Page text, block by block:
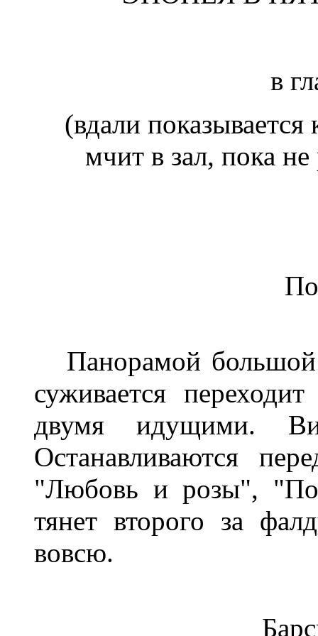
в
(вдали
мчит в зал, пока не
Панорамой большой
суживается
двумя идущими.
Останавливаются
"Любовь и розы",
тянет второго за
вовсю.